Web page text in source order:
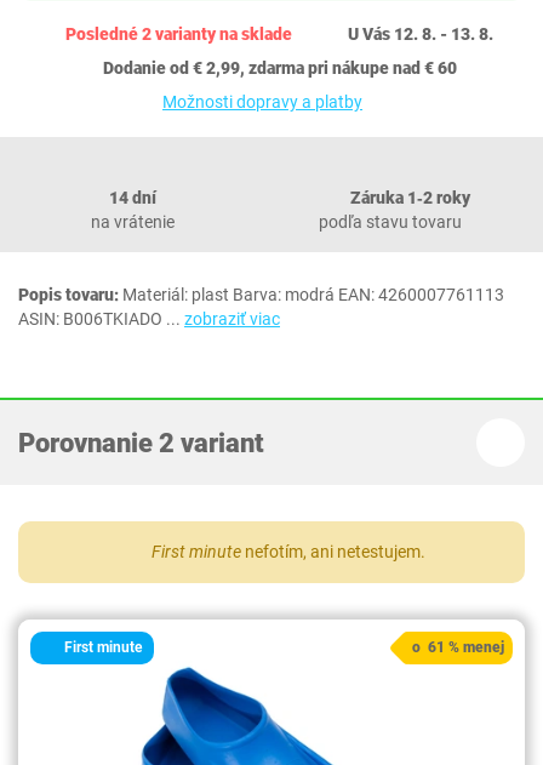
Posledné 2 varianty na sklade
U Vás 12. 8. - 13. 8.
Dodanie od € 2,99, zdarma pri nákupe nad € 60
Možnosti dopravy a platby
14 dní
na vrátenie
Záruka 1‐2 roky
podľa stavu tovaru
Popis tovaru: Materiál: plast Barva: modrá EAN: 4260007761113
ASIN: B006TKIADO ... zobraziť viac
Porovnanie 2 variant
First minute nefotím, ani netestujem.
First minute o 61 % menej